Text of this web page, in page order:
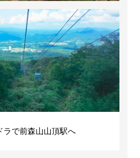
ラで前森山山頂駅へ